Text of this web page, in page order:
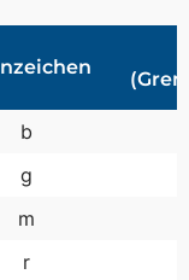
b
g
m
r